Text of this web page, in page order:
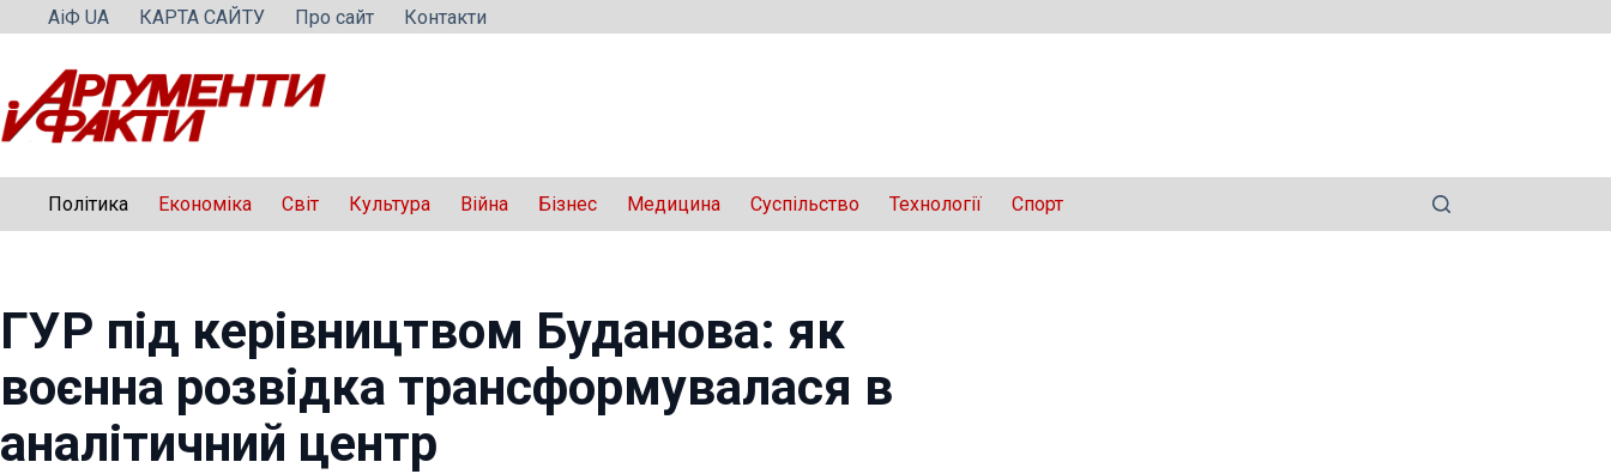
Перейти
вмісту
АіФ UA КАРТА САЙТУ Про сайт Контакти
Політика Економіка Світ Культура Війна Бізнес Медицина Суспільство Технології Спорт
ГУР під керівництвом Буданова: як
воєнна розвідка трансформувалася в
аналітичний центр